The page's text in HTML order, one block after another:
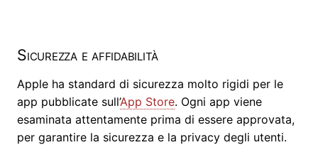
Sicurezza e affidabilità
Apple ha standard di sicurezza molto rigidi per le
app pubblicate sull’App Store. Ogni app viene
esaminata attentamente prima di essere approvata,
per garantire la sicurezza e la privacy degli utenti.